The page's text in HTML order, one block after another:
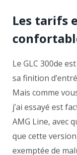
Les tarifs
Le GLC 300de
sa finition
Mais comme
j’ai essayé est
AMG Line, avec
que cette
exemptée de